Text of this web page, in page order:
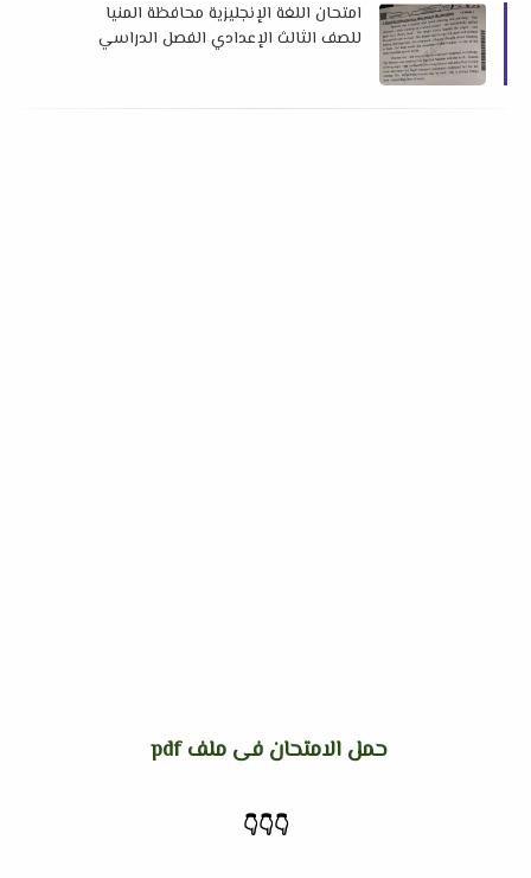
امتحان اللغة الإنجليزية محافظة المنيا
للصف الثالث الإعدادي الفصل الدراسي
حمل الامتحان فى ملف pdf
👇
👇
👇